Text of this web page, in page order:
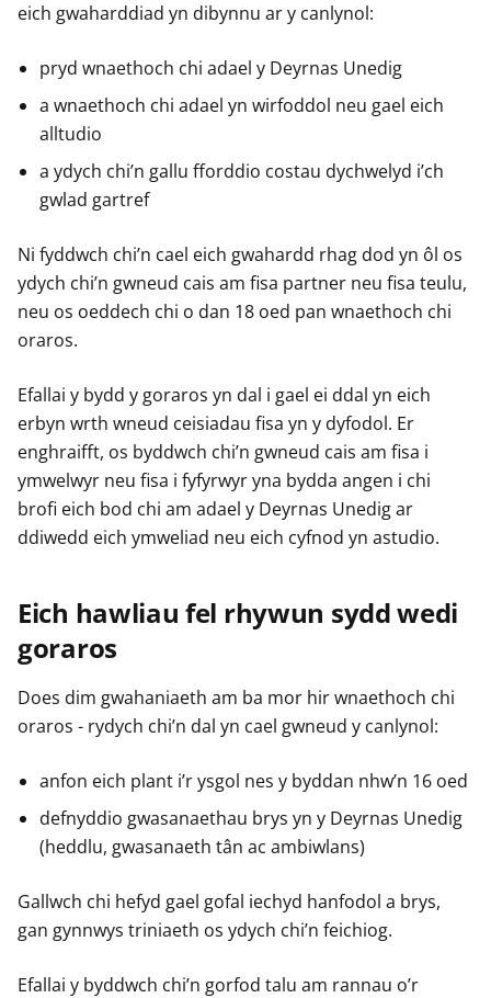
eich gwaharddiad yn dibynnu ar y canlynol:
pryd wnaethoch chi adael y Deyrnas Unedig
a wnaethoch chi adael yn wirfoddol neu gael eich
alltudio
a ydych chi’n gallu fforddio costau dychwelyd i’ch
gwlad gartref
Ni fyddwch chi’n cael eich gwahardd rhag dod yn ôl os
ydych chi’n gwneud cais am fisa partner neu fisa teulu,
neu os oeddech chi o dan 18 oed pan wnaethoch chi
oraros.
Efallai y bydd y goraros yn dal i gael ei ddal yn eich
erbyn wrth wneud ceisiadau fisa yn y dyfodol. Er
enghraifft, os byddwch chi’n gwneud cais am fisa i
ymwelwyr neu fisa i fyfyrwyr yna bydda angen i chi
brofi eich bod chi am adael y Deyrnas Unedig ar
ddiwedd eich ymweliad neu eich cyfnod yn astudio.
Eich hawliau fel rhywun sydd wedi
goraros
Does dim gwahaniaeth am ba mor hir wnaethoch chi
oraros - rydych chi’n dal yn cael gwneud y canlynol:
anfon eich plant i’r ysgol nes y byddan nhw’n 16 oed
defnyddio gwasanaethau brys yn y Deyrnas Unedig
(heddlu, gwasanaeth tân ac ambiwlans)
Gallwch chi hefyd gael gofal iechyd hanfodol a brys,
gan gynnwys triniaeth os ydych chi’n feichiog.
Efallai y byddwch chi’n gorfod talu am rannau o’r